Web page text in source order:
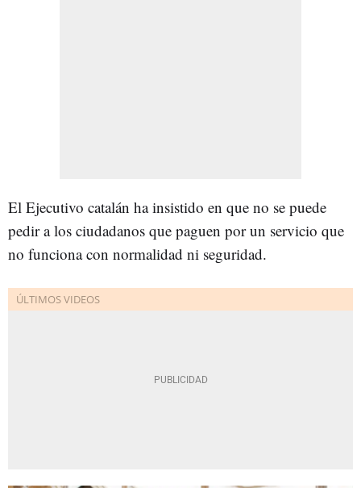
El Ejecutivo catalán ha insistido en que no se puede
pedir a los ciudadanos que paguen por un servicio que
no funciona con normalidad ni seguridad.